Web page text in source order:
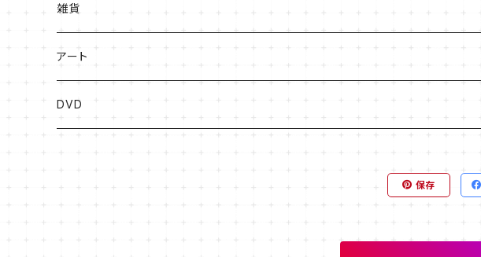
絵本
ソングブック
漫画
雑貨
アート
版画
DVD
保存